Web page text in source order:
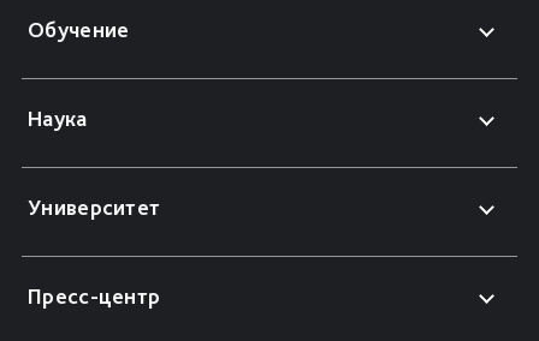
Обучение
Наука
Университет
Пресс-центр